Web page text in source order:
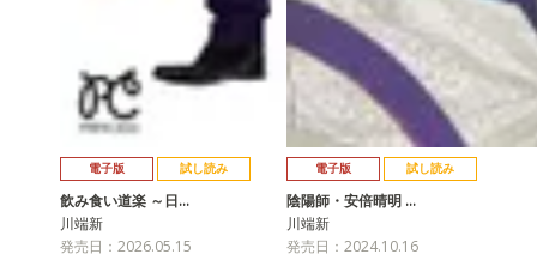
電子版 試し読み
飲み食い道楽 ～日…
川端新
発売日：2026.05.15
電子版 試し読み
陰陽師・安倍晴明 …
川端新
発売日：2024.10.16